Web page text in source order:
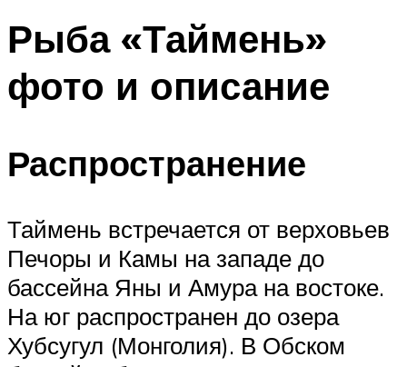
Рыба «Таймень»
фото и описание
Распространение
Таймень встречается от верховьев
Печоры и Камы на западе до
бассейна Яны и Амура на востоке.
На юг распространен до озера
Хубсугул (Монголия). В Обском